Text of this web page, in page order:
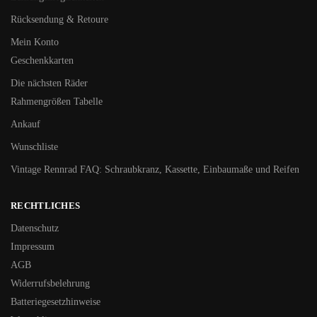
Rücksendung & Retoure
Mein Konto
Geschenkkarten
Die nächsten Räder
Rahmengrößen Tabelle
Ankauf
Wunschliste
Vintage Rennrad FAQ: Schraubkranz, Kassette, Einbaumaße und Reifen
RECHTLICHES
Datenschutz
Impressum
AGB
Widerrufsbelehrung
Batteriegesetzhinweise